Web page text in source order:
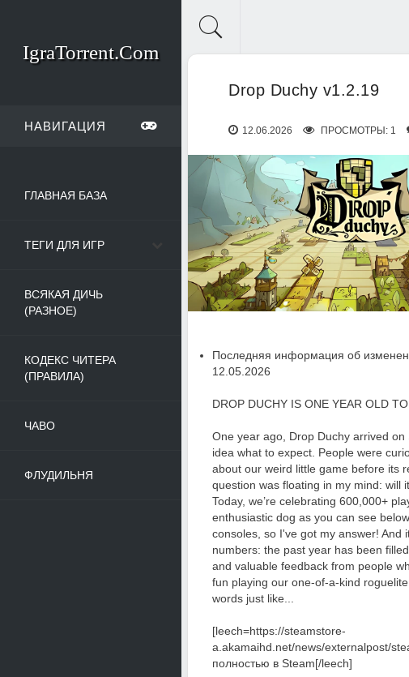
IgraTorrent.Com
НАВИГАЦИЯ
ГЛАВНАЯ БАЗА
ТЕГИ ДЛЯ ИГР
ВСЯКАЯ ДИЧЬ
(РАЗНОЕ)
КОДЕКС ЧИТЕРА
(ПРАВИЛА)
ЧАВО
ФЛУДИЛЬНЯ
Drop Duchy v1.2.19
12.06.2026 ПРОСМОТРЫ: 1
Последняя информация об
12.05.2026
DROP DUCHY IS ONE YEAR OLD
One year ago, Drop Duchy arrived
idea what to expect. People were
about our weird little game before its
question was floating in my mind: will
Today, we’re celebrating 600,000+
enthusiastic dog as you can see
consoles, so I've got my answer! And
numbers: the past year has been
and valuable feedback from people
fun playing our one-of-a-kind
words just like...
[leech=https://steamstore-
a.akamaihd.net/news/externalpost/
полностью в Steam[/leech]